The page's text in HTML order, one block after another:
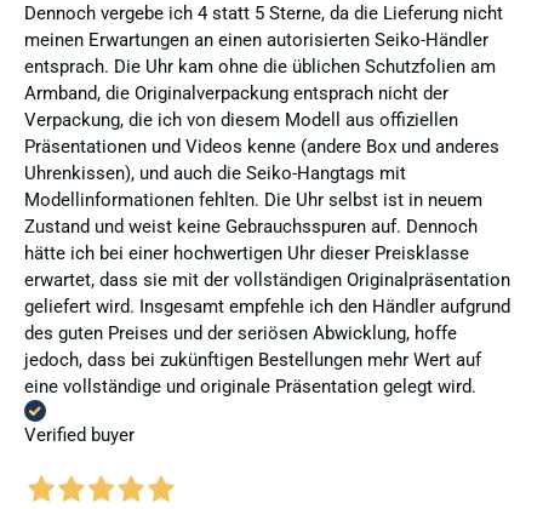
Dennoch vergebe ich 4 statt 5 Sterne, da die Lieferung nicht
meinen Erwartungen an einen autorisierten Seiko-Händler
entsprach. Die Uhr kam ohne die üblichen Schutzfolien am
Armband, die Originalverpackung entsprach nicht der
Verpackung, die ich von diesem Modell aus offiziellen
Präsentationen und Videos kenne (andere Box und anderes
Uhrenkissen), und auch die Seiko-Hangtags mit
Modellinformationen fehlten. Die Uhr selbst ist in neuem
Zustand und weist keine Gebrauchsspuren auf. Dennoch
hätte ich bei einer hochwertigen Uhr dieser Preisklasse
erwartet, dass sie mit der vollständigen Originalpräsentation
geliefert wird. Insgesamt empfehle ich den Händler aufgrund
des guten Preises und der seriösen Abwicklung, hoffe
jedoch, dass bei zukünftigen Bestellungen mehr Wert auf
eine vollständige und originale Präsentation gelegt wird.
Verified buyer